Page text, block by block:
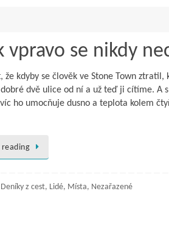
vpravo se nikdy
že kdyby se člověk ve Stone Town ztratil,
dvě ulice od ní a už teď ji cítíme. A
ho umocňuje dusno a teplota kolem
reading
Deníky z cest, Lidé, Místa, Nezařazené